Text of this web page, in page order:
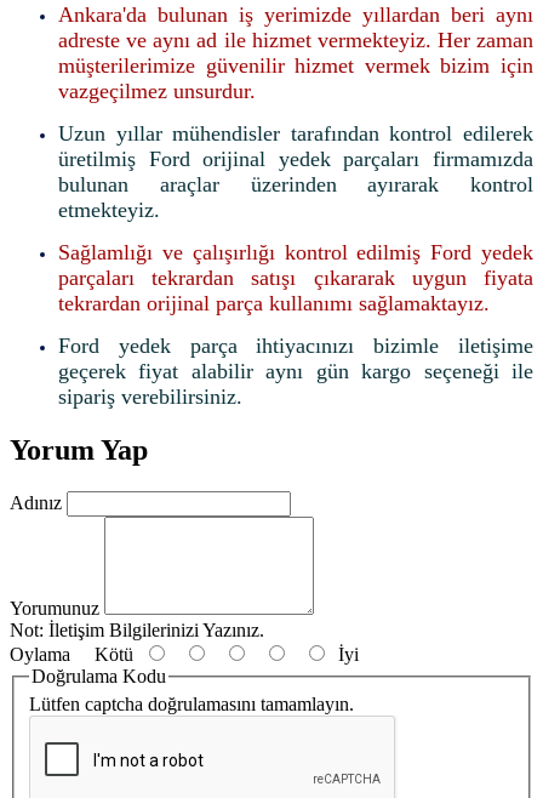
Ankara'da bulunan iş yerimizde yıllardan beri aynı
adreste ve aynı ad ile hizmet vermekteyiz. Her zaman
müşterilerimize güvenilir hizmet vermek bizim için
vazgeçilmez unsurdur.
Uzun yıllar mühendisler tarafından kontrol edilerek
üretilmiş Ford orijinal yedek parçaları firmamızda
bulunan araçlar üzerinden ayırarak kontrol
etmekteyiz.
Sağlamlığı ve çalışırlığı kontrol edilmiş Ford yedek
parçaları tekrardan satışı çıkararak uygun fiyata
tekrardan orijinal parça kullanımı sağlamaktayız.
Ford yedek parça ihtiyacınızı bizimle iletişime
geçerek fiyat alabilir aynı gün kargo seçeneği ile
sipariş verebilirsiniz.
Yorum Yap
Adınız
Yorumunuz
Not: İletişim Bilgilerinizi Yazınız.
Oylama Kötü
İyi
Doğrulama Kodu
Lütfen captcha doğrulamasını tamamlayın.